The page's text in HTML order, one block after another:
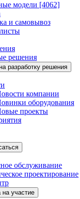
модели [4062]
и самовывоз
решения
разработку решения
компании
оборудования
проекты
обслуживание
проектирование
на участие